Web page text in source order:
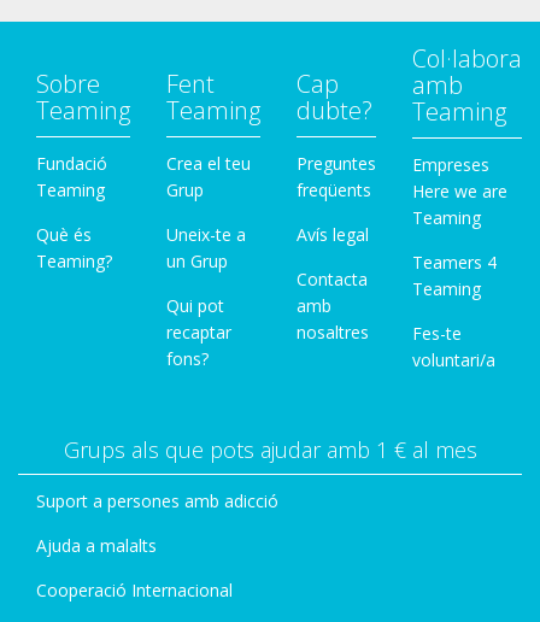
Sobre
Teaming
Fundació
Teaming
Què és
Teaming?
Fent
Teaming
Crea el teu
Grup
Uneix-te a
un Grup
Qui pot
recaptar
fons?
Cap
dubte?
Preguntes
freqüents
Avís legal
Contacta
amb
nosaltres
Col·labora
amb
Teaming
Empreses
Here we are
Teaming
Teamers 4
Teaming
Fes-te
voluntari/a
Grups als que pots ajudar amb 1 € al mes
Suport a persones amb adicció
Ajuda a malalts
Cooperació Internacional